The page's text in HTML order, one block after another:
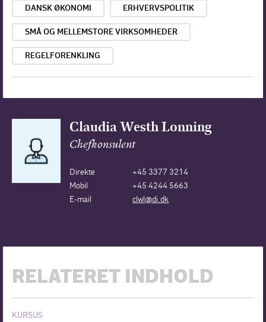
DANSK ØKONOMI ERHVERVSPOLITIK
SMÅ OG MELLEMSTORE VIRKSOMHEDER
REGELFORENKLING
Claudia Westh Lonning
Chefkonsulent
Direkte
+45 3377 3214
Mobil
+45 4244 5663
E-mail
clwl@di.dk
RELATERET INDHOLD
KURSUS